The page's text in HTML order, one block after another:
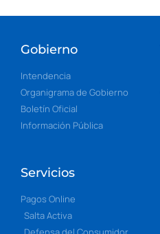
Gobierno
Intendencia
Organigrama de Gobierno
Boletín Oficial
Información Pública
Servicios
Pagos Online
Salta Activa